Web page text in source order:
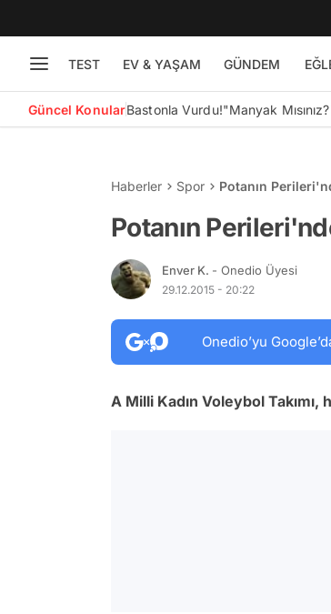
TEST EV & YAŞAM GÜNDEM
Güncel KonularBastonla Vurdu!"Manyak
Haberler Spor Potanın
Potanın
Enver K. - Onedio Üyesi
29.12.2015 - 20:22
Onedio’yu
A Milli Kadın Voleybol Takımı,